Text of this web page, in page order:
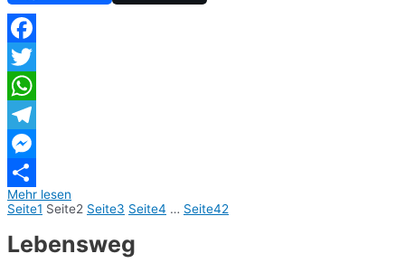
Facebook
Twitter
WhatsApp
Telegram
Messenger
Teilen
Mehr lesen
Seite1 Seite2 Seite3 Seite4 … Seite42
Lebensweg